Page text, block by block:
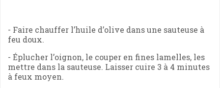
- Faire chauffer l’huile d’olive dans une sauteuse à
feu doux.
- Éplucher l’oignon, le couper en fines lamelles, les
mettre dans la sauteuse. Laisser cuire 3 à 4 minutes
à feux moyen.